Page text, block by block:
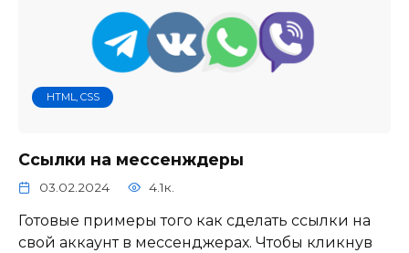
HTML, CSS
Ссылки на мессенждеры
03.02.2024 4.1к.
Готовые примеры того как сделать ссылки на
свой аккаунт в мессенджерах. Чтобы кликнув